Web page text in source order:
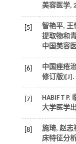
美容医学,
[5]
智艳平, 王
提取物和
中国美容
[6]
中国痤疮
修订版)[J].
[7]
HABIF T
大学医学
[8]
施琦, 赵志
床特征分